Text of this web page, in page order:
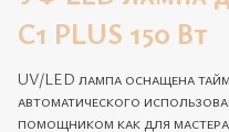
C1 PLUS 150 Вт
UV/LED лампа оснащена
автоматического
помощником как для